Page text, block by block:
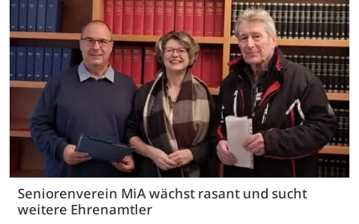
Seniorenverein MiA wächst rasant und sucht
weitere Ehrenamtler